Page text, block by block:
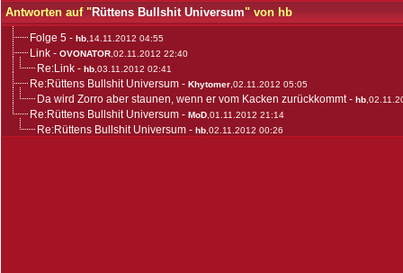
Antworten auf "Rüttens Bullshit Universum" von hb
Folge 5 - hb ,14.11.2012 04:55
Link - OVONATOR ,02.11.2012 22:40
Re:Link - hb ,03.11.2012 02:41
Re:Rüttens Bullshit Universum - Khytomer ,02.11.2012 05:05
Da wird Zorro aber staunen, wenn er vom Kacken zurückkommt- hb
Re:Rüttens Bullshit Universum - MoD ,01.11.2012 21:14
Re:Rüttens Bullshit Universum - hb ,02.11.2012 00:26